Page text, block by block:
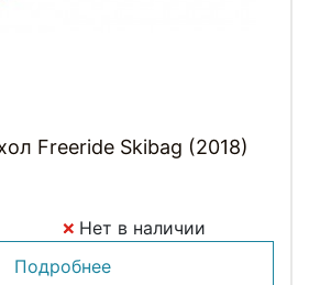
Freeride Skibag (2018)
Нет в наличии
Подробнее